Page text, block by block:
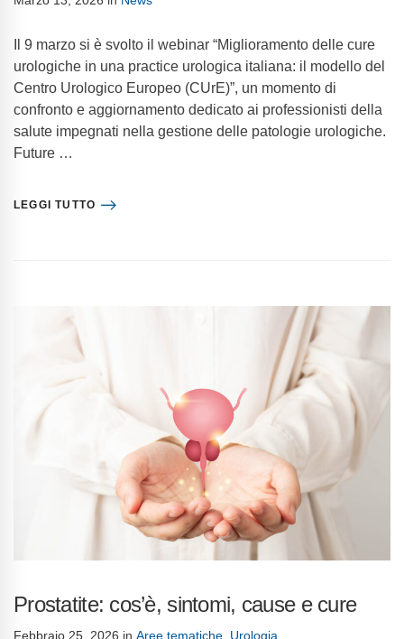
Il 9 marzo si è svolto il webinar “Miglioramento delle cure
urologiche in una practice urologica italiana: il modello del
Centro Urologico Europeo (CUrE)”, un momento di
confronto e aggiornamento dedicato ai professionisti della
salute impegnati nella gestione delle patologie urologiche.
Future …
LEGGI TUTTO
Prostatite: cos’è, sintomi, cause e cure
Febbraio 25, 2026 in Aree tematiche, Urologia